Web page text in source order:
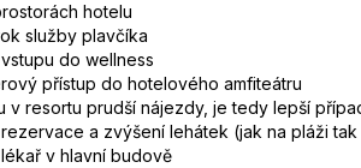
hotelu
služby plavčíka
do wellness
přístup do hotelového amfiteátru
v resortu prudší nájezdy, je tedy lepší
a zvýšení lehátek (jak na pláži
v hlavní budově